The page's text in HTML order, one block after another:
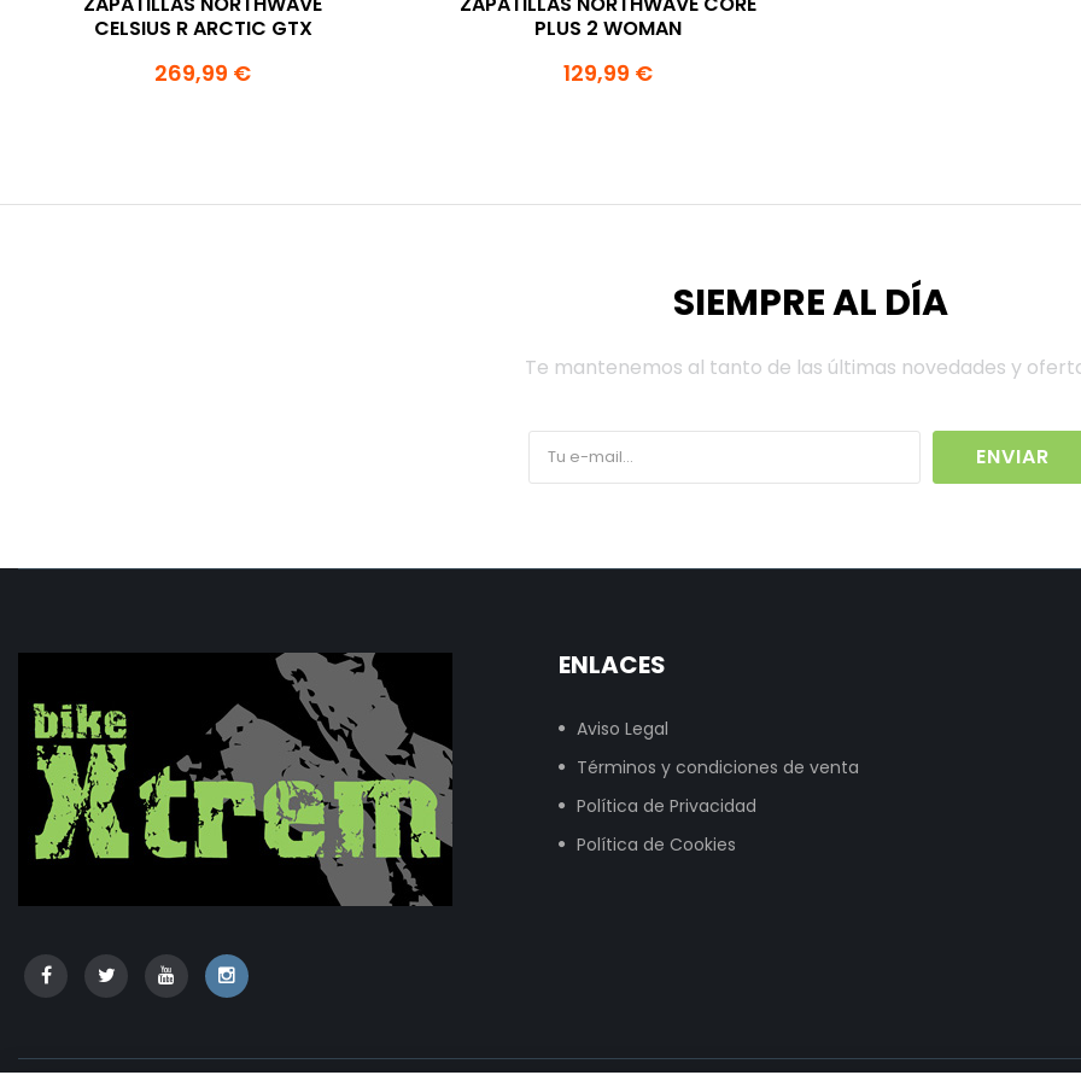
CELSIUS R ARCTIC GTX
269,99 €
PLUS 2 WOMAN
129,99 €
SIEMPRE AL DÍA
Te mantenemos al tanto de las últimas novedades y
ENVIAR
ENLACES
Aviso Legal
Términos y condiciones de venta
Política de Privacidad
Política de Cookies